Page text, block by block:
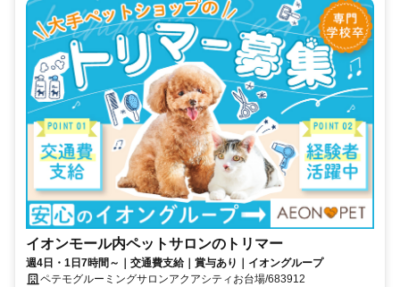
イオンモール内ペットサロンのトリマー
週4日・1日7時間～｜交通費支給｜賞与あり｜イオングループ
ペテモグルーミングサロンアクアシティお台場/683912